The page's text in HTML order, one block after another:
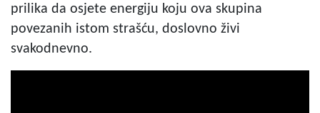
prilika da osjete energiju koju ova skupina
povezanih istom strašću, doslovno živi
svakodnevno.